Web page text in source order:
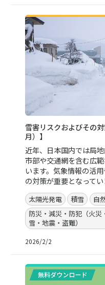
雪害リスクおよびその
月）】
近年、日本国内では局
市部や交通網を含む広
います。気象情報の活
の対策が重要となってい
太陽光発電 積雪 自
防災・減災・防犯（火
雪・地震・盗難）
2026/2/2